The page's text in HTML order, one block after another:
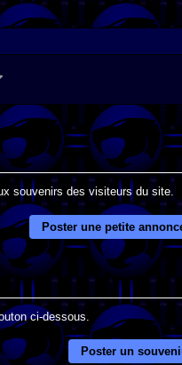
souvenirs des visiteurs du site.
Poster une petite
ci-dessous.
Poster un